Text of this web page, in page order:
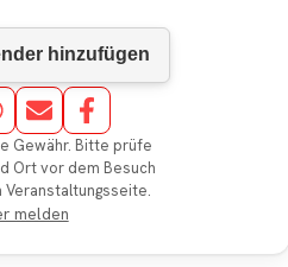
Gewähr. Bitte prüfe
Ort vor dem Besuch
melden